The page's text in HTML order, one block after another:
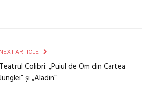
NEXT ARTICLE
Teatrul Colibri: „Puiul de Om din Cartea
Junglei” și „Aladin”